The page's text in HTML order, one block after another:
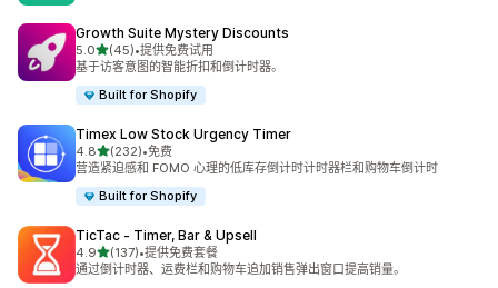
Growth Suite Mystery Discounts
5.0星（满分 5 星）
(45)
总共 45 条评论
•提供免费试用
基于访客意图的智能折扣和倒计时器。
Built for Shopify
Timex Low Stock Urgency Timer
4.8星（满分 5 星）
(232)
总共 232 条评论
•免费
营造紧迫感和 FOMO 心理的低库存倒计时计时器栏和购物车倒计时
Built for Shopify
TicTac ‑ Timer, Bar & Upsell
4.9星（满分 5 星）
(137)
总共 137 条评论
•提供免费套餐
通过倒计时器、运费栏和购物车追加销售弹出窗口提高销量。